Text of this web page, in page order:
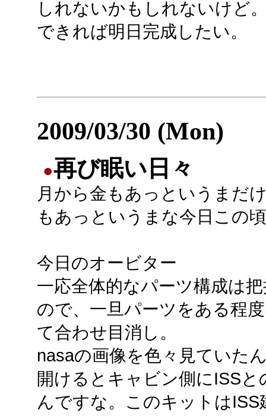
しれないかもしれないけど
できれば明日完成したい。
2009/03/30 (Mon)
●再び眠い日々
月から金もあっというまだ
もあっというまな今日この
今日のオービター
一応全体的なパーツ構成は
ので、一旦パーツをある程
て合わせ目消し。
nasaの画像を色々見ていた
開けるとキャビン側にISS
んですな。このキットは